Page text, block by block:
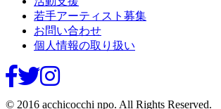
若手アーティスト募集
お問い合わせ
個人情報の取り扱い
© 2016 acchicocchi npo. All Rights Reserved.